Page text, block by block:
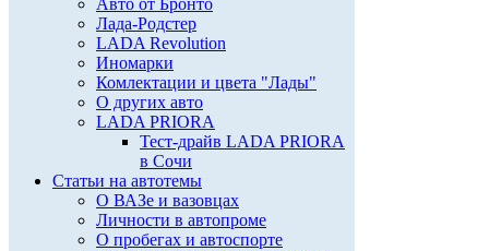
Авто от Бронто
Лада-Родстер
LADA Revolution
Иномарки
Комлектации и цвета "Лады"
О других авто
LADA PRIORA
Тест-драйв LADA PRIORA
в Сочи
Статьи на автотемы
О ВАЗе и вазовцах
Личности в автопроме
О пробегах и автоспорте